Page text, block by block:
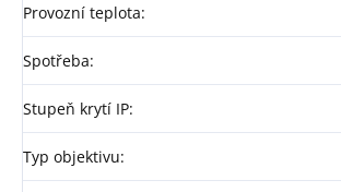
Provozní teplota:
Spotřeba:
Stupeň krytí IP:
Typ objektivu: